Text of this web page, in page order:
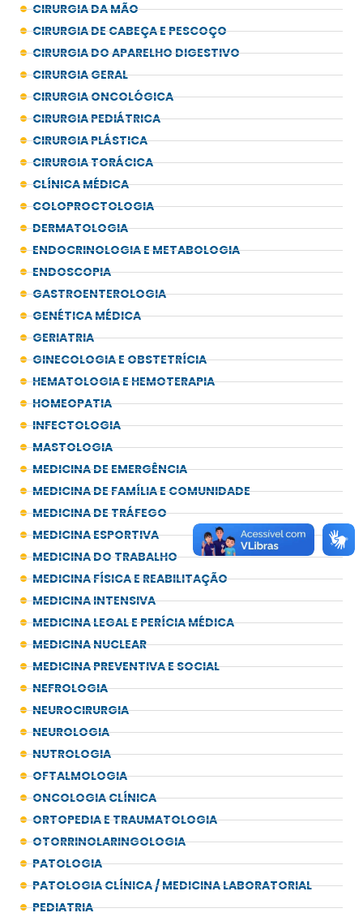
CIRURGIA DA MÃO
CIRURGIA DE CABEÇA E PESCOÇO
CIRURGIA DO APARELHO DIGESTIVO
CIRURGIA GERAL
CIRURGIA ONCOLÓGICA
CIRURGIA PEDIÁTRICA
CIRURGIA PLÁSTICA
CIRURGIA TORÁCICA
CLÍNICA MÉDICA
COLOPROCTOLOGIA
DERMATOLOGIA
ENDOCRINOLOGIA E METABOLOGIA
ENDOSCOPIA
GASTROENTEROLOGIA
GENÉTICA MÉDICA
GERIATRIA
GINECOLOGIA E OBSTETRÍCIA
HEMATOLOGIA E HEMOTERAPIA
HOMEOPATIA
INFECTOLOGIA
MASTOLOGIA
MEDICINA DE EMERGÊNCIA
MEDICINA DE FAMÍLIA E COMUNIDADE
MEDICINA DE TRÁFEGO
MEDICINA ESPORTIVA
MEDICINA DO TRABALHO
MEDICINA FÍSICA E REABILITAÇÃO
MEDICINA INTENSIVA
MEDICINA LEGAL E PERÍCIA MÉDICA
MEDICINA NUCLEAR
MEDICINA PREVENTIVA E SOCIAL
NEFROLOGIA
NEUROCIRURGIA
NEUROLOGIA
NUTROLOGIA
OFTALMOLOGIA
ONCOLOGIA CLÍNICA
ORTOPEDIA E TRAUMATOLOGIA
OTORRINOLARINGOLOGIA
PATOLOGIA
PATOLOGIA CLÍNICA / MEDICINA LABORATORIAL
PEDIATRIA